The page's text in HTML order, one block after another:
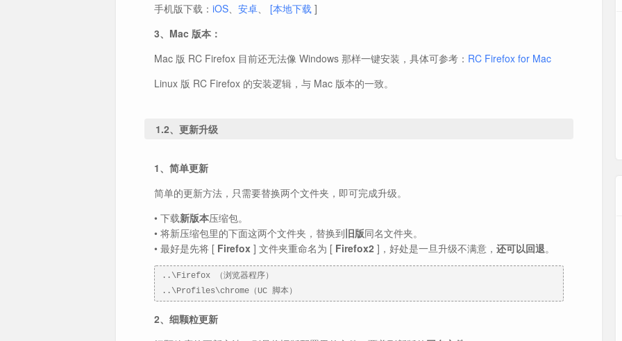
手机版下载： iOS 安卓 [本地下载 ]
3、Mac 版本：
Mac 版 RC Firefox 目前还无法像 Windows 那样一键安装，具体可参考： RC Firefox for Mac
Linux 版 RC Firefox 的安装逻辑，与 Mac 版本的一致。
1.2、更新升级
1、简单更新
简单的更新方法，只需要替换两个文件夹，即可完成升级。
• 下载新版本压缩包。
• 将新压缩包里的下面这两个文件夹，替换到旧版同名文件夹。
• 最好是先将 [ Firefox ] 文件夹重命名为 [ Firefox2 ]，好处是一旦升级不满意， 还可以回退。
..\Firefox （浏览器程序）
..\Profiles\chrome（UC 脚本）
2、细颗粒更新